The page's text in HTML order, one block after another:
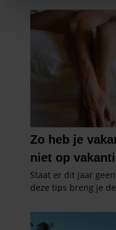
We gebruiken cookies
personaliseren, om
en om ons
informatie over uw
partners voor social
partners kunnen deze
verzameld op basis
gaat akkoord met onze
gebruiken.